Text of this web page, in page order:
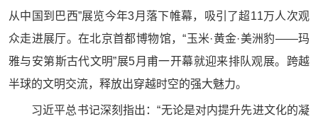
从中国到巴西”展览今年3月落下帷幕，吸引了超11万人次观
众走进展厅。在北京首都博物馆，“玉米·黄金·美洲豹——玛
雅与安第斯古代文明”展5月甫一开幕就迎来排队观展。跨越
半球的文明交流，释放出穿越时空的强大魅力。
习近平总书记深刻指出：“无论是对内提升先进文化的凝